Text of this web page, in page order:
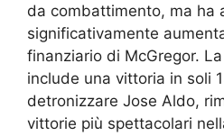
da combattimento, ma ha
significativamente
finanziario di McGregor.
include una vittoria in soli
detronizzare Jose Aldo,
vittorie più spettacolari